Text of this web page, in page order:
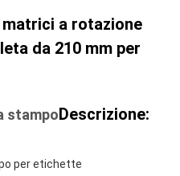
a rotazione
da 210 mm per
stampoDescrizione:
per etichette